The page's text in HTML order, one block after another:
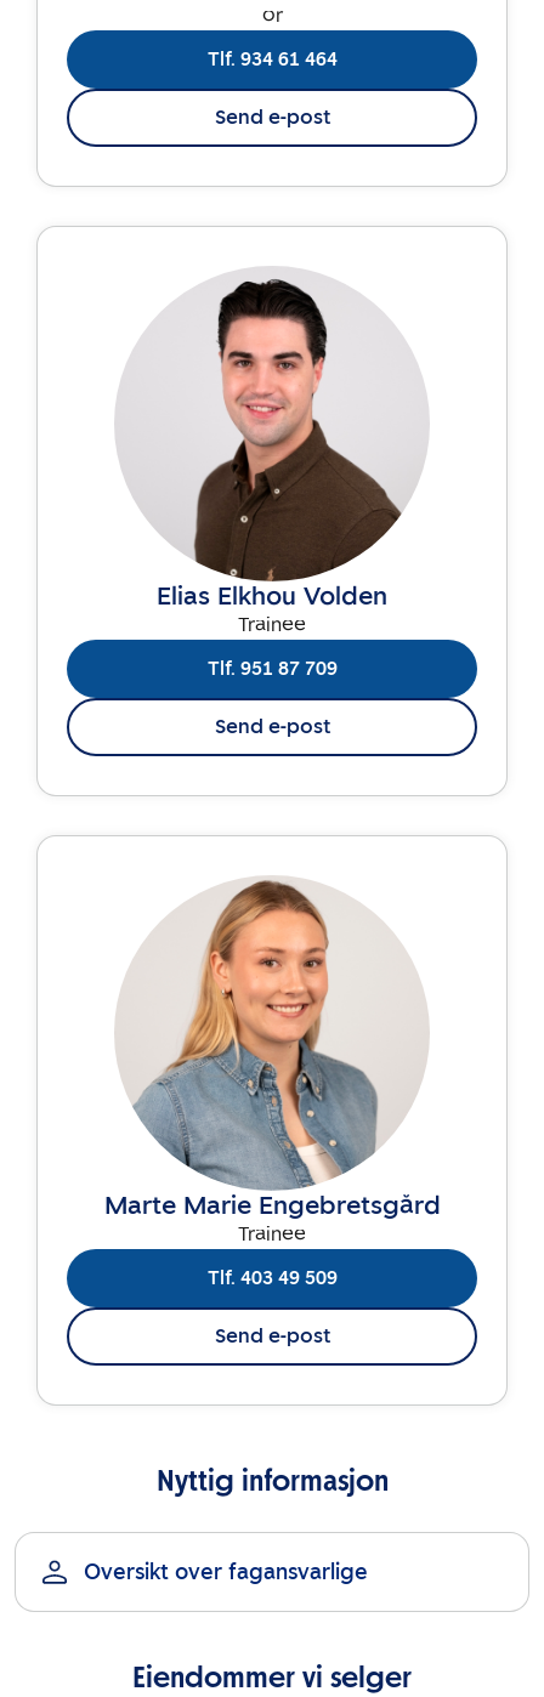
or
Tlf. 934 61 464
Send e-post
Elias Elkhou Volden
Trainee
Tlf. 951 87 709
Send e-post
Marte Marie Engebretsgård
Trainee
Tlf. 403 49 509
Send e-post
Nyttig informasjon
Oversikt over fagansvarlige
Eiendommer vi selger